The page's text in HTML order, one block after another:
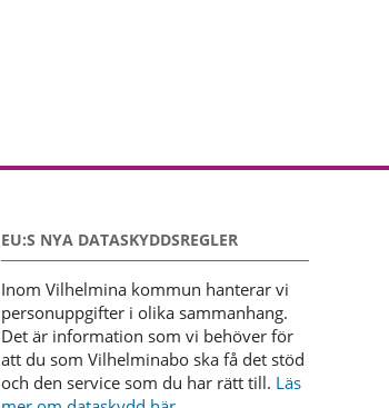
EU:S NYA DATASKYDDSREGLER
Inom Vilhelmina kommun hanterar vi
personuppgifter i olika sammanhang.
Det är information som vi behöver för
att du som Vilhelminabo ska få det stöd
och den service som du har rätt till. Läs